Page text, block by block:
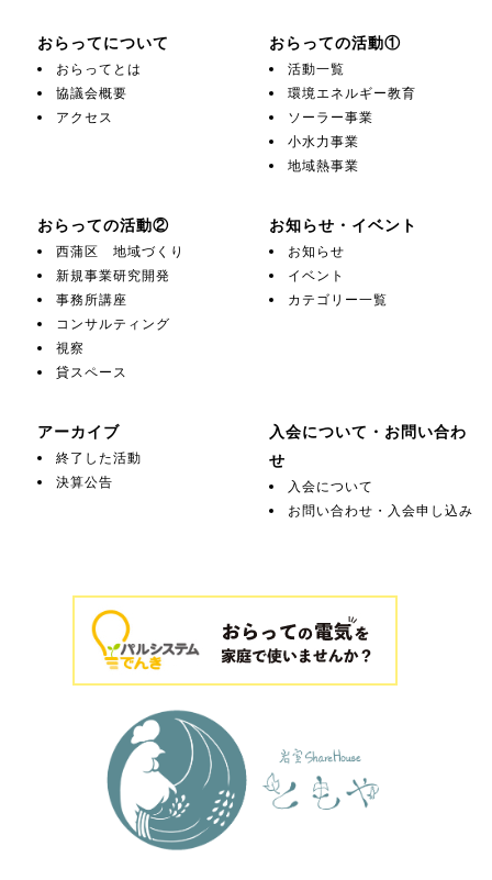
おらってについて
おらってとは
協議会概要
アクセス
おらっての活動①
活動一覧
環境エネルギー教育
ソーラー事業
小水力事業
地域熱事業
おらっての活動②
西蒲区 地域づくり
新規事業研究開発
事務所講座
コンサルティング
視察
貸スペース
お知らせ・イベント
お知らせ
イベント
カテゴリー一覧
アーカイブ
終了した活動
決算公告
入会について・お問い合わ
せ
入会について
お問い合わせ・入会申し込み